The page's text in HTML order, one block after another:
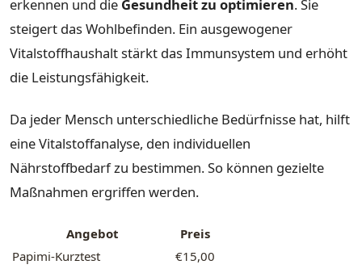
erkennen und die Gesundheit zu optimieren. Sie
steigert das Wohlbefinden. Ein ausgewogener
Vitalstoffhaushalt stärkt das Immunsystem und erhöht
die Leistungsfähigkeit.
Da jeder Mensch unterschiedliche Bedürfnisse hat, hilft
eine Vitalstoffanalyse, den individuellen
Nährstoffbedarf zu bestimmen. So können gezielte
Maßnahmen ergriffen werden.
Angebot
Preis
Papimi-Kurztest
€15,00